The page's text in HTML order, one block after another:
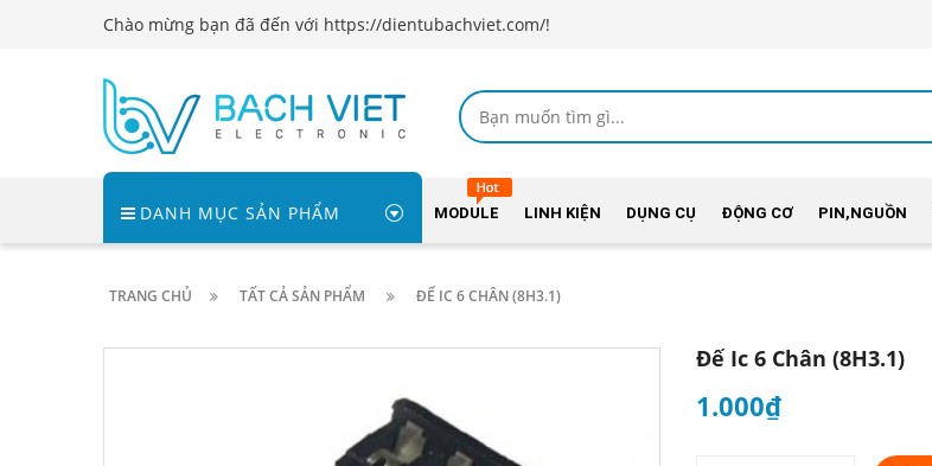
Chào mừng bạn đã đến với https://dientubachviet.com/!
DANH MỤC SẢN PHẨM MODULE LINH KIỆN DỤNG CỤ ĐỘNG CƠ PIN,NGUỒN
TRANG CHỦ TẤT CẢ SẢN PHẨM ĐẾ IC 6 CHÂN (8H3.1)
Đế Ic 6 Chân (8H3.1)
1.000₫